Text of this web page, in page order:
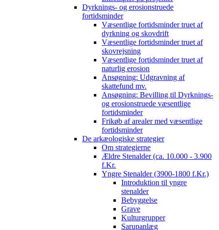
Dyrknings- og erosionstruede
fortidsminder
Væsentlige fortidsminder truet af
dyrkning og skovdrift
Væsentlige fortidsminder truet af
skovrejsning
Væsentlige fortidsminder truet af
naturlig erosion
Ansøgning: Udgravning af
skattefund mv.
Ansøgning: Bevilling til Dyrknings-
og erosionstruede væsentlige
fortidsminder
Frikøb af arealer med væsentlige
fortidsminder
De arkæologiske strategier
Om strategierne
Ældre Stenalder (ca. 10.000 - 3.900
f.Kr.
Yngre Stenalder (3900-1800 f.Kr.)
Introduktion til yngre
stenalder
Bebyggelse
Grave
Kulturgrupper
Sarupanlæg